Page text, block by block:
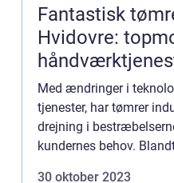
Fantastisk
Hvidovre:
Med ændringer i
tjenester, har tømrer
drejning i
kundernes behov.
30 oktober 2023